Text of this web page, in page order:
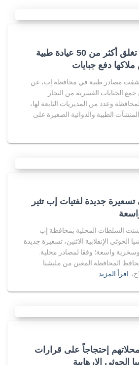
مليشيات الحوثي تغلق أكثر من 50 عيادة طبية
دفع جبايات
مصادر طبية في محافظة إب، عن
جمع الجبايات القسرية من التجار
وعدد من المديريات التابعة لها،
الطبية والدوائية الصغيرة على
تسعيرة جديدة لفتيات إب تثير
السلطات المحلية بمحافظة إب
الحوثي الإنقلابية الاثنين، تسعيرة جديدة
واسعة؛ وفقا لمصادر محلية.
المحافظة المعين من مليشيا
اقرأ المزيد…
إحتجاجاً على قرارات
الإرهابية